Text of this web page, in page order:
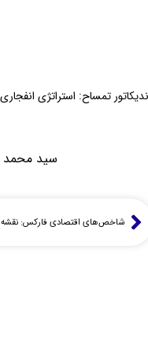
تمساح: استراتژی
سید محمد